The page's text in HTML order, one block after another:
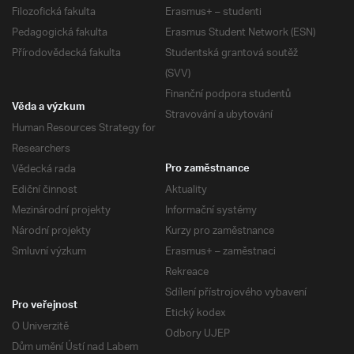
Filozofická fakulta
Pedagogická fakulta
Přírodovědecká fakulta
Erasmus+ – studenti
Erasmus Student Network (ESN)
Studentská grantová soutěž
(SVV)
Finanční podpora studentů
Stravování a ubytování
Věda a výzkum
Human Resources Strategy for
Researchers
Vědecká rada
Ediční činnost
Mezinárodní projekty
Národní projekty
Smluvní výzkum
Pro zaměstnance
Aktuality
Informační systémy
Kurzy pro zaměstnance
Erasmus+ – zaměstnaci
Rekreace
Sdílení přístrojového vybavení
Etický kodex
Odbory UJEP
Pro veřejnost
O Univerzitě
Dům umění Ústí nad Labem